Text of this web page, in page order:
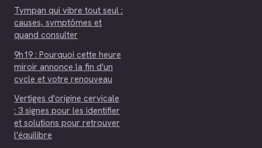
Tympan qui vibre tout seul :
causes, symptômes et
quand consulter
9h19 : Pourquoi cette heure
miroir annonce la fin d'un
cycle et votre renouveau
Vertiges d'origine cervicale
: 3 signes pour les identifier
et solutions pour retrouver
l'équilibre